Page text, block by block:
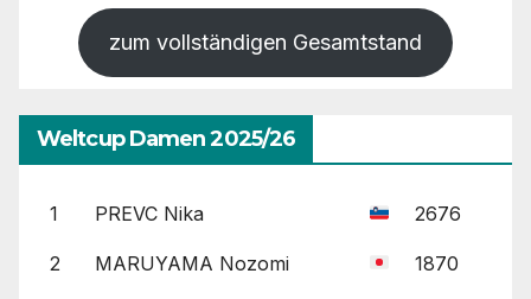
zum vollständigen Gesamtstand
Weltcup Damen 2025/26
1 PREVC Nika 2676
2 MARUYAMA Nozomi 1870